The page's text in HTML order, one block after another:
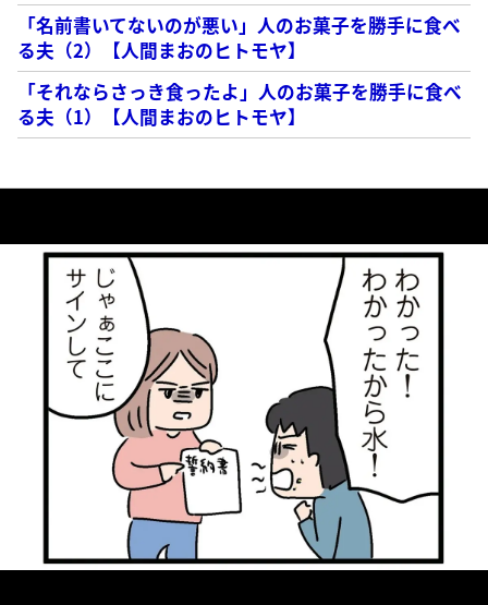
「名前書いてないのが悪い」人のお菓子を勝手に食べ
る夫（2）【人間まおのヒトモヤ】
「それならさっき食ったよ」人のお菓子を勝手に食べ
る夫（1）【人間まおのヒトモヤ】